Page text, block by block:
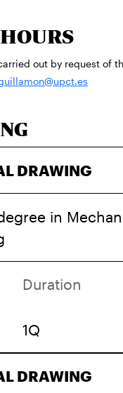
out by request of
DRAWING
in
Duration
1Q
DRAWING